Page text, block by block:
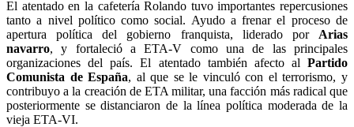
El atentado en la cafetería Rolando tuvo importantes repercusiones
tanto a nivel político como social. Ayudo a frenar el proceso de
apertura política del gobierno franquista, liderado por Arias
navarro, y fortaleció a ETA-V como una de las principales
organizaciones del país. El atentado también afecto al Partido
Comunista de España, al que se le vinculó con el terrorismo, y
contribuyo a la creación de ETA militar, una facción más radical que
posteriormente se distanciaron de la línea política moderada de la
vieja ETA-VI.